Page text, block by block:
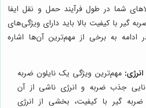
شما در طول فرآیند حمل و نقل ایفا
گیر با کیفیت بالا باید دارای ویژگی‌های
ادامه به برخی از مهم‌ترین آن‌ها اشاره
مهم‌ترین ویژگی یک نایلون ضربه
جذب ضربه و انرژی ناشی از آن
گیر با کیفیت، بخشی از انرژی